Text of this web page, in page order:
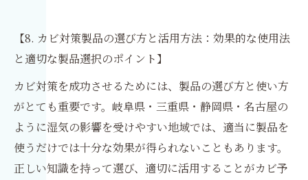
【8. カビ対策製品の選び方と活用方法：効果的な使用法
と適切な製品選択のポイント】
カビ対策を成功させるためには、製品の選び方と使い方
がとても重要です。岐阜県・三重県・静岡県・名古屋の
ように湿気の影響を受けやすい地域では、適当に製品を
使うだけでは十分な効果が得られないこともあります。
正しい知識を持って選び、適切に活用することがカビ予